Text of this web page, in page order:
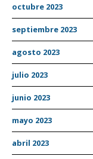
octubre 2023
septiembre 2023
agosto 2023
julio 2023
junio 2023
mayo 2023
abril 2023